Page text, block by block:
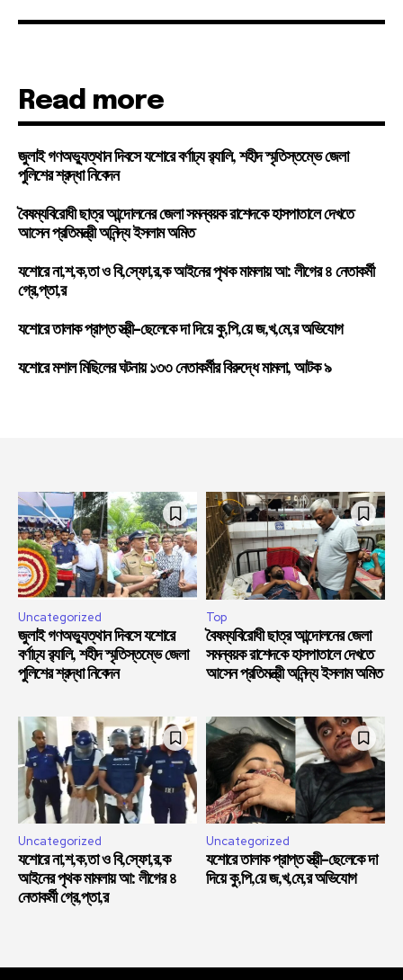
Read more
জুলাই গণঅভ্যুত্থান দিবসে যশোরে বর্ণাঢ্য র‍্যালি, শহীদ স্মৃতিস্তম্ভে জেলা
পুলিশের শ্রদ্ধা নিবেদন
বৈষম্যবিরোধী ছাত্র আন্দোলনের জেলা সমন্বয়ক রাশেদকে হাসপাতালে দেখতে
আসেন প্রতিমন্ত্রী অনিন্দ্য ইসলাম অমিত
যশোরে না,শ,ক,তা ও বি,স্ফো,র,ক আইনের পৃথক মামলায় আ: লীগের ৪ নেতাকর্মী
গ্রে,প্তা,র
যশোরে তালাক প্রাপ্ত স্ত্রী-ছেলেকে দা দিয়ে কু,পি,য়ে জ,খ,মে,র অভিযোগ
যশোরে মশাল মিছিলের ঘটনায় ১৩৩ নেতাকর্মীর বিরুদ্ধে মামলা, আটক ৯
Uncategorized
জুলাই গণঅভ্যুত্থান দিবসে যশোরে
বর্ণাঢ্য র‍্যালি, শহীদ স্মৃতিস্তম্ভে জেলা
পুলিশের শ্রদ্ধা নিবেদন
Top
বৈষম্যবিরোধী ছাত্র আন্দোলনের জেলা
সমন্বয়ক রাশেদকে হাসপাতালে দেখতে
আসেন প্রতিমন্ত্রী অনিন্দ্য ইসলাম অমিত
Uncategorized
যশোরে না,শ,ক,তা ও বি,স্ফো,র,ক
আইনের পৃথক মামলায় আ: লীগের ৪
নেতাকর্মী গ্রে,প্তা,র
Uncategorized
যশোরে তালাক প্রাপ্ত স্ত্রী-ছেলেকে দা
দিয়ে কু,পি,য়ে জ,খ,মে,র অভিযোগ